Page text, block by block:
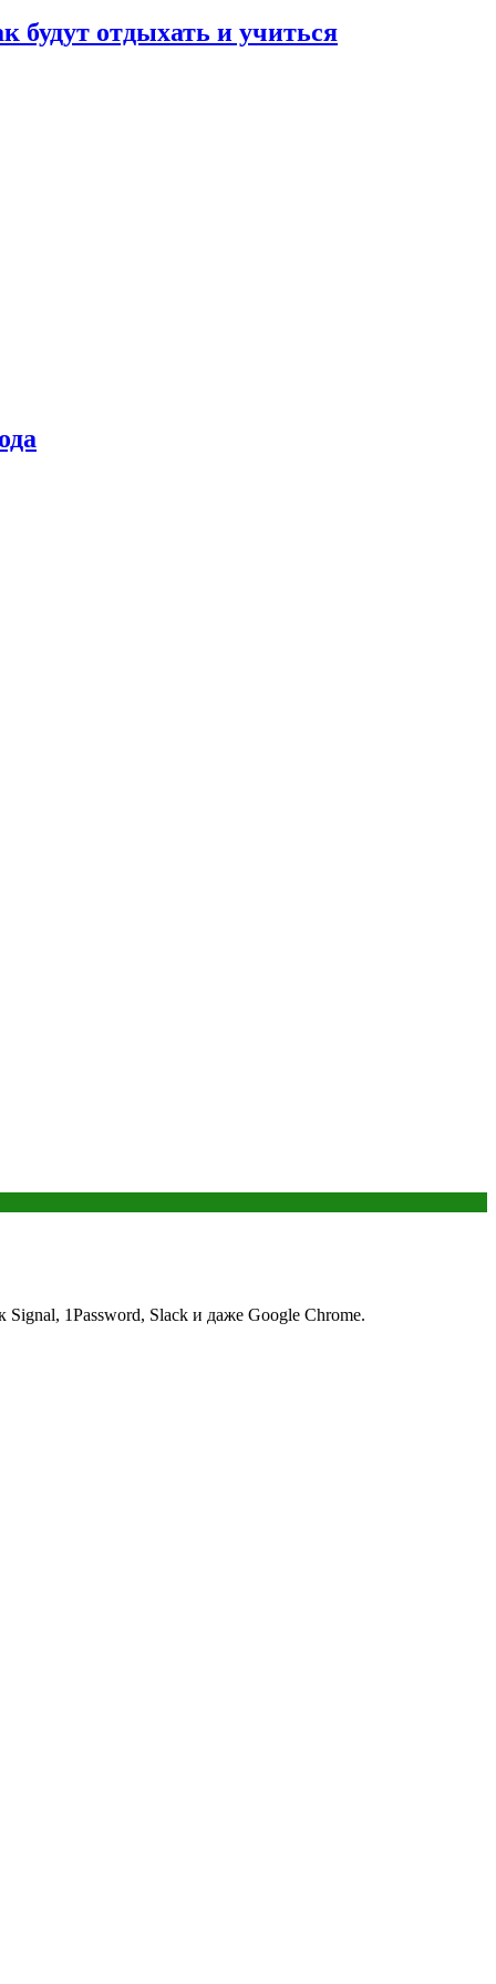
будут отдыхать и учиться
1Password, Slack и даже Google Chrome.